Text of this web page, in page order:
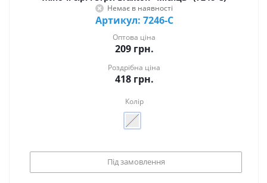
Немає в наявності
Артикул: 7246-С
Оптова ціна
209грн.
Роздрібна ціна
418грн.
Колір
Під замовлення